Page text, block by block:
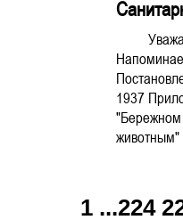
1937
животным"
1...224